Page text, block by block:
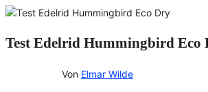
Test Edelrid Hummingbird Eco
Von Elmar Wilde